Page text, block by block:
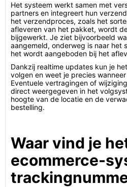
Het systeem werkt samen met
partners en integreert hun
het verzendproces, zoals het
afleveren van het pakket, wordt
bijgewerkt. Je ziet bijvoorbeeld
aangemeld, onderweg is naar het
het wordt aangeboden bij het
Dankzij realtime updates kun je
volgen en weet je precies
Eventuele vertragingen of
direct weergegeven in het
hoogte van de locatie en de
bestelling.
Waar vind je
ecommerce-